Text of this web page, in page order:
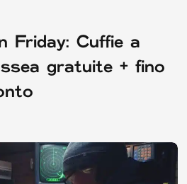
Friday: Cuffie a
gratuite + fino